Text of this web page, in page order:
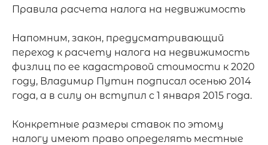
Правила расчета налога на недвижимость
Напомним, закон, предусматривающий
переход к расчету налога на недвижимость
физлиц по ее кадастровой стоимости к 2020
году, Владимир Путин подписал осенью 2014
года, а в силу он вступил с 1 января 2015 года.
Конкретные размеры ставок по этому
налогу имеют право определять местные